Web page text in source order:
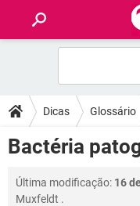
FÓRUM
SAÚDE
FAMÍLIA
Dicas Glossário
Bactéria
Última modificação: 16
Muxfeldt .